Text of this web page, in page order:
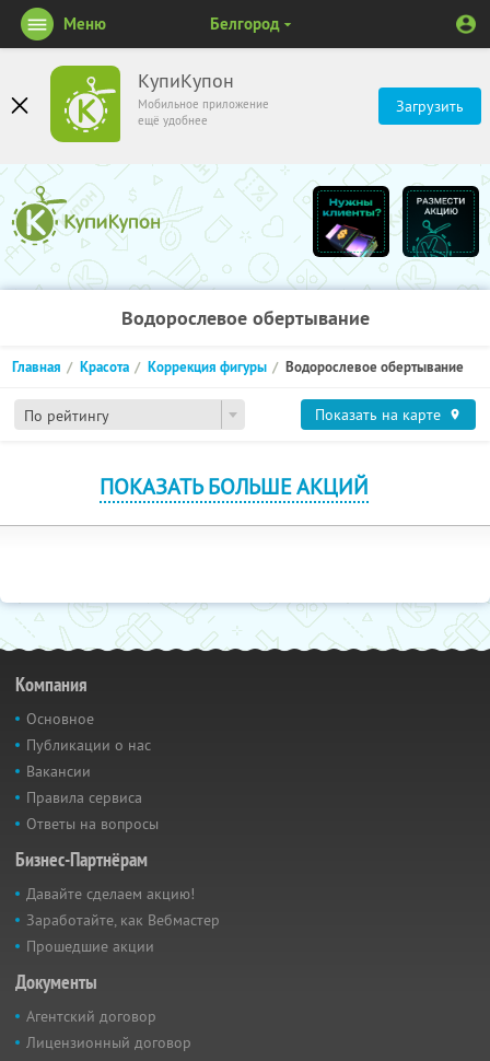
КупиКупон
Мобильное приложение
ещё удобнее
Загрузить
Меню Белгород
Водорослевое обертывание
По рейтингу
Главная Красота Коррекция фигуры Водорослевое обертывание
Показать на карте
ПОКАЗАТЬ БОЛЬШЕ АКЦИЙ
Компания
Основное
Публикации о нас
Вакансии
Правила сервиса
Ответы на вопросы
Бизнес-Партнёрам
Давайте сделаем акцию!
Заработайте, как Вебмастер
Прошедшие акции
Документы
Агентский договор
Лицензионный договор